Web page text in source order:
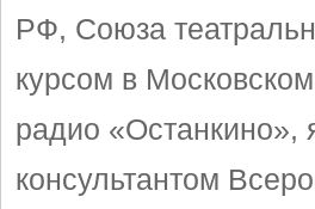
РФ, Союза
курсом в
радио «Останкино»,
консультантом